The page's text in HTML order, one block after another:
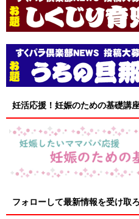
妊活応援！妊娠のための基礎講
フォローして最新情報を受け取